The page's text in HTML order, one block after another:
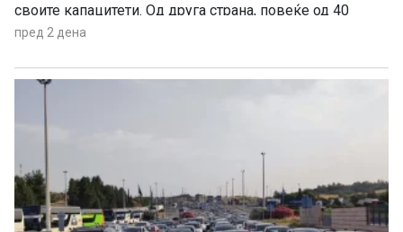
своите капацитети. Од друга страна, повеќе од 40
години се нема реализирано ниту една голема
единствена сериозна најава има за проектот за рудник
за бакар во Иловица.
пред 2 дена